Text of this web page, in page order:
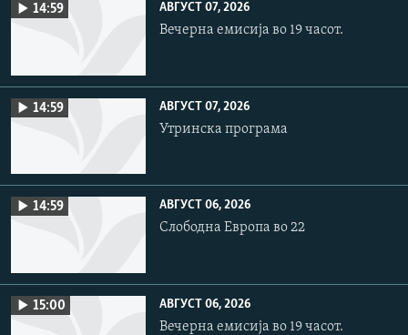
14:59 АВГУСТ 07, 2026
Вечерна емисија во 19 часот.
14:59 АВГУСТ 07, 2026
Утринска програма
14:59 АВГУСТ 06, 2026
Слободна Европа во 22
15:00 АВГУСТ 06, 2026
Вечерна емисија во 19 часот.